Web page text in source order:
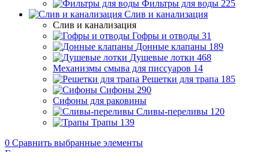
Фильтры для воды 225
Слив и канализация
Слив и канализация
Гофры и отводы 31
Донные клапаны 189
Душевые лотки 468
Механизмы смыва для писсуаров 14
Решетки для трапа 185
Сифоны 290
Сифоны для раковины
Сливы-переливы 120
Трапы 139
0 Сравнить выбранные элементы